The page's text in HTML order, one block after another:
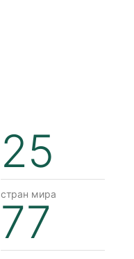
25
стран мира
77